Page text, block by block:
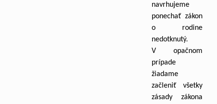
navrhujeme
ponechať zákon
o rodine
nedotknutý.
V opačnom
prípade
žiadame
začleniť všetky
zásady zákona